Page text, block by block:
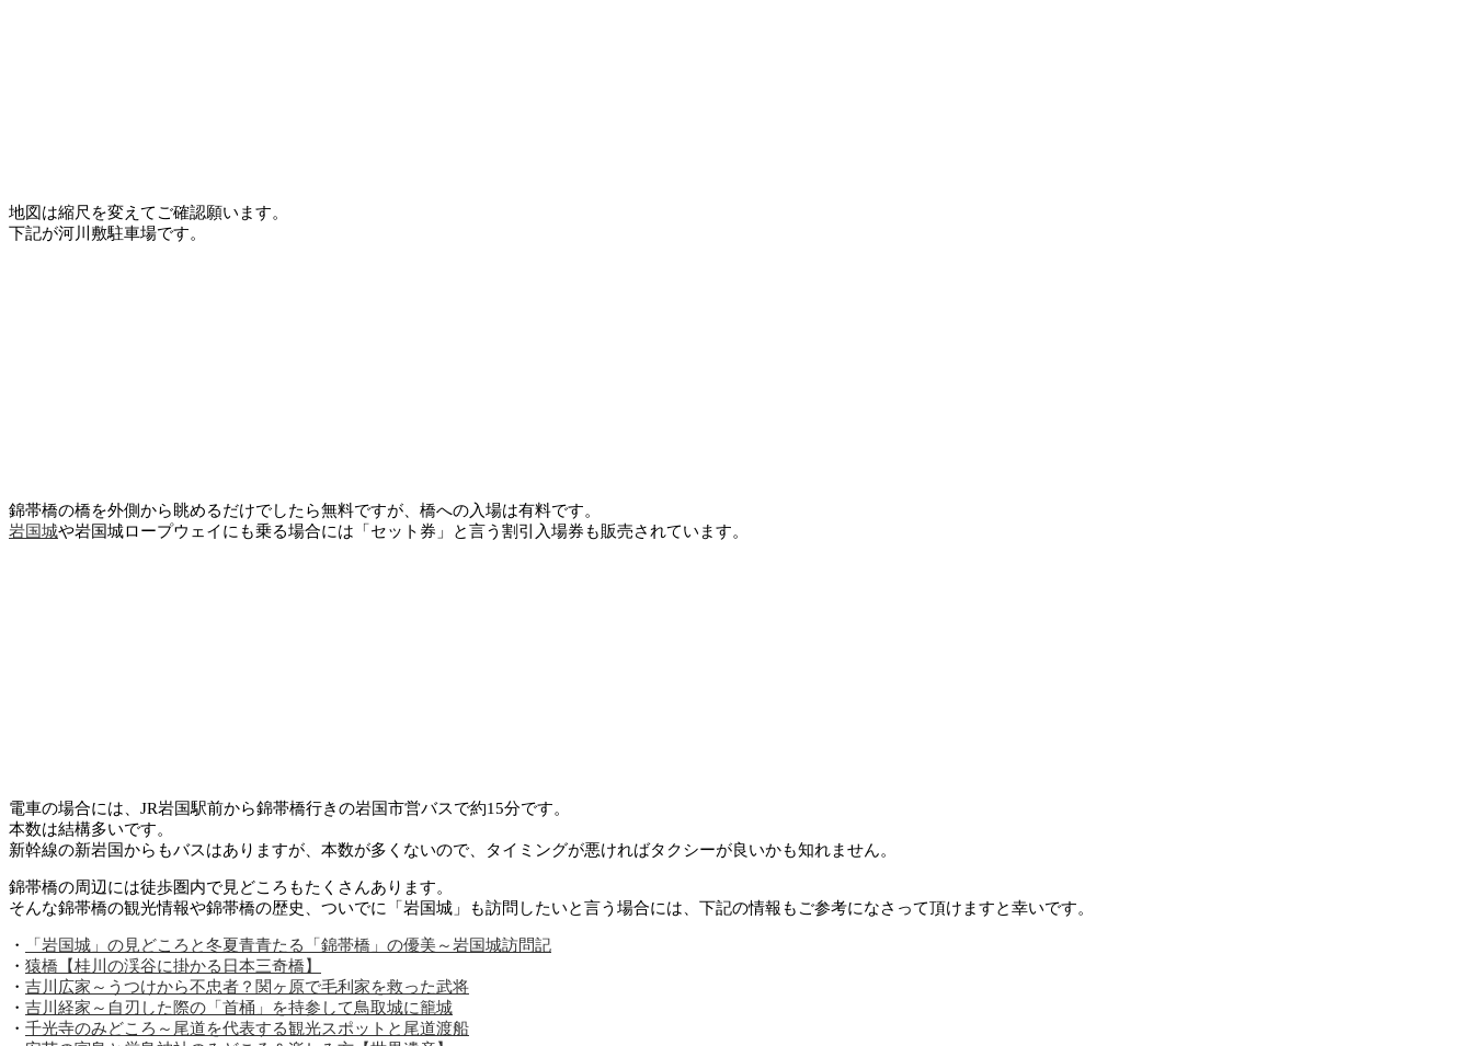
地図は縮尺を変えてご確認願います。
下記が河川敷駐車場です。
錦帯橋の橋を外側から眺めるだけでしたら無料ですが、橋への入場は有料です。
岩国城や岩国城ロープウェイにも乗る場合には「セット券」と言う割引入場券も販売されています。
電車の場合には、JR岩国駅前から錦帯橋行きの岩国市営バスで約15分です。
本数は結構多いです。
新幹線の新岩国からもバスはありますが、本数が多くないので、タイミングが悪ければタクシーが良いかも知れません。
錦帯橋の周辺には徒歩圏内で見どころもたくさんあります。
そんな錦帯橋の観光情報や錦帯橋の歴史、ついでに「岩国城」も訪問したいと言う場合には、下記の情報もご参考になさって頂けますと幸いです。
・
「岩国城」の見どころと冬夏青青たる「錦帯橋」の優美～岩国城訪問記
・ 猿橋【桂川の渓谷に掛かる日本三奇橋】
・ 吉川広家～うつけから不忠者？関ヶ原で毛利家を救った武将
・ 吉川経家～自刃した際の「首桶」を持参して鳥取城に籠城
・ 千光寺のみどころ～尾道を代表する観光スポットと尾道渡船